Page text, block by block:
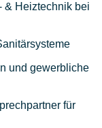
& Heiztechnik bei
und gewerbliche
für